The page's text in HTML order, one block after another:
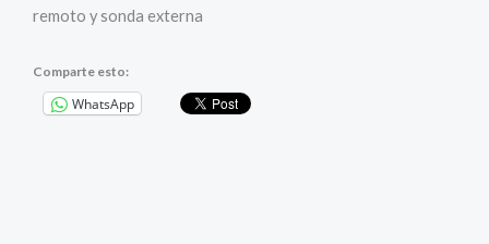
remoto y sonda externa
Comparte esto:
WhatsApp